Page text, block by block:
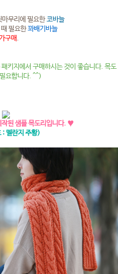
무리에 필요한코바늘
필요한꽈배기바늘
구매.
키지에서 구매하시는 것이 좋습니다. 목도
요합니다. ^^)
된 샘플 목도리입니다. ♥
: 멜란지 주황)